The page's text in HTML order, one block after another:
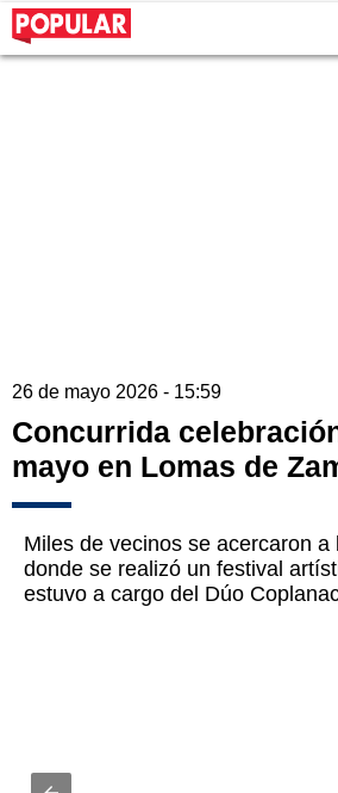
26 de mayo 2026 - 15:59
Concurrida
mayo en Lomas de
Miles de vecinos se acercaron a
donde se realizó un festival
estuvo a cargo del Dúo